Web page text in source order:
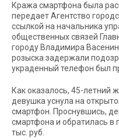
Кража смартфона была
передает Агентство
ссылкой на начальника
общественных связей
городу Владимира
розыска задержали
украденный телефон был
Как оказалось, 45-летний
девушка уснула на
смартфон. Проснувшись,
смартфона и обратилась
тыс. руб.